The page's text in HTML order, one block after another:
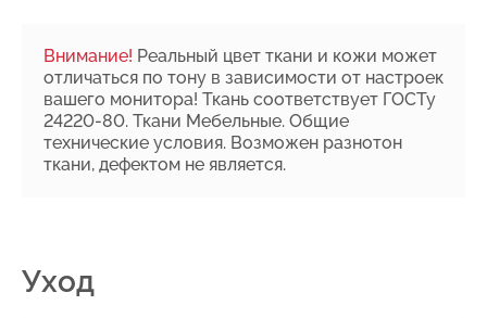
Внимание! Реальный цвет ткани и кожи может
отличаться по тону в зависимости от настроек
вашего монитора! Ткань соответствует ГОСТу
24220-80. Ткани Мебельные. Общие
технические условия. Возможен разнотон
ткани, дефектом не является.
Уход